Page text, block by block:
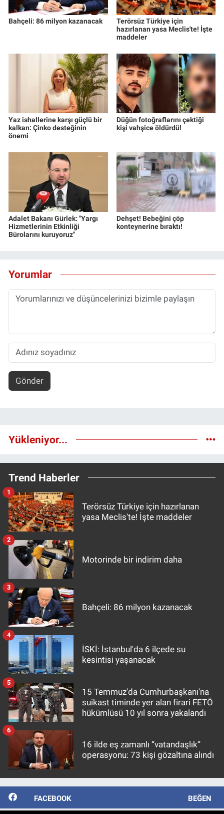
Bahçeli: 86 milyon kazanacak
Terörsüz Türkiye için
hazırlanan yasa Meclis'te! İşte
maddeler
Yaz ishallerine karşı güçlü bir
kalkan: Çinko desteğinin
önemi
Düğün fotoğraflarını çektiği
kişi vahşice öldürdü!
Adalet Bakanı Gürlek: "Yargı
Hizmetlerinin Etkinliği
Bürolarını kuruyoruz"
Dehşet! Bebeğini çöp
konteynerine bıraktı!
Yorumlar
Gönder
Yükleniyor...
Trend Haberler
Terörsüz Türkiye için hazırlanan
yasa Meclis'te! İşte maddeler
1
Motorinde bir indirim daha
2
Bahçeli: 86 milyon kazanacak
3
İSKİ: İstanbul'da 6 ilçede su
kesintisi yaşanacak
4
15 Temmuz'da Cumhurbaşkanı'na
suikast timinde yer alan firari FETÖ
hükümlüsü 10 yıl sonra yakalandı
5
16 ilde eş zamanlı “vatandaşlık”
operasyonu: 73 kişi gözaltına alındı
6
FACEBOOK BEĞEN